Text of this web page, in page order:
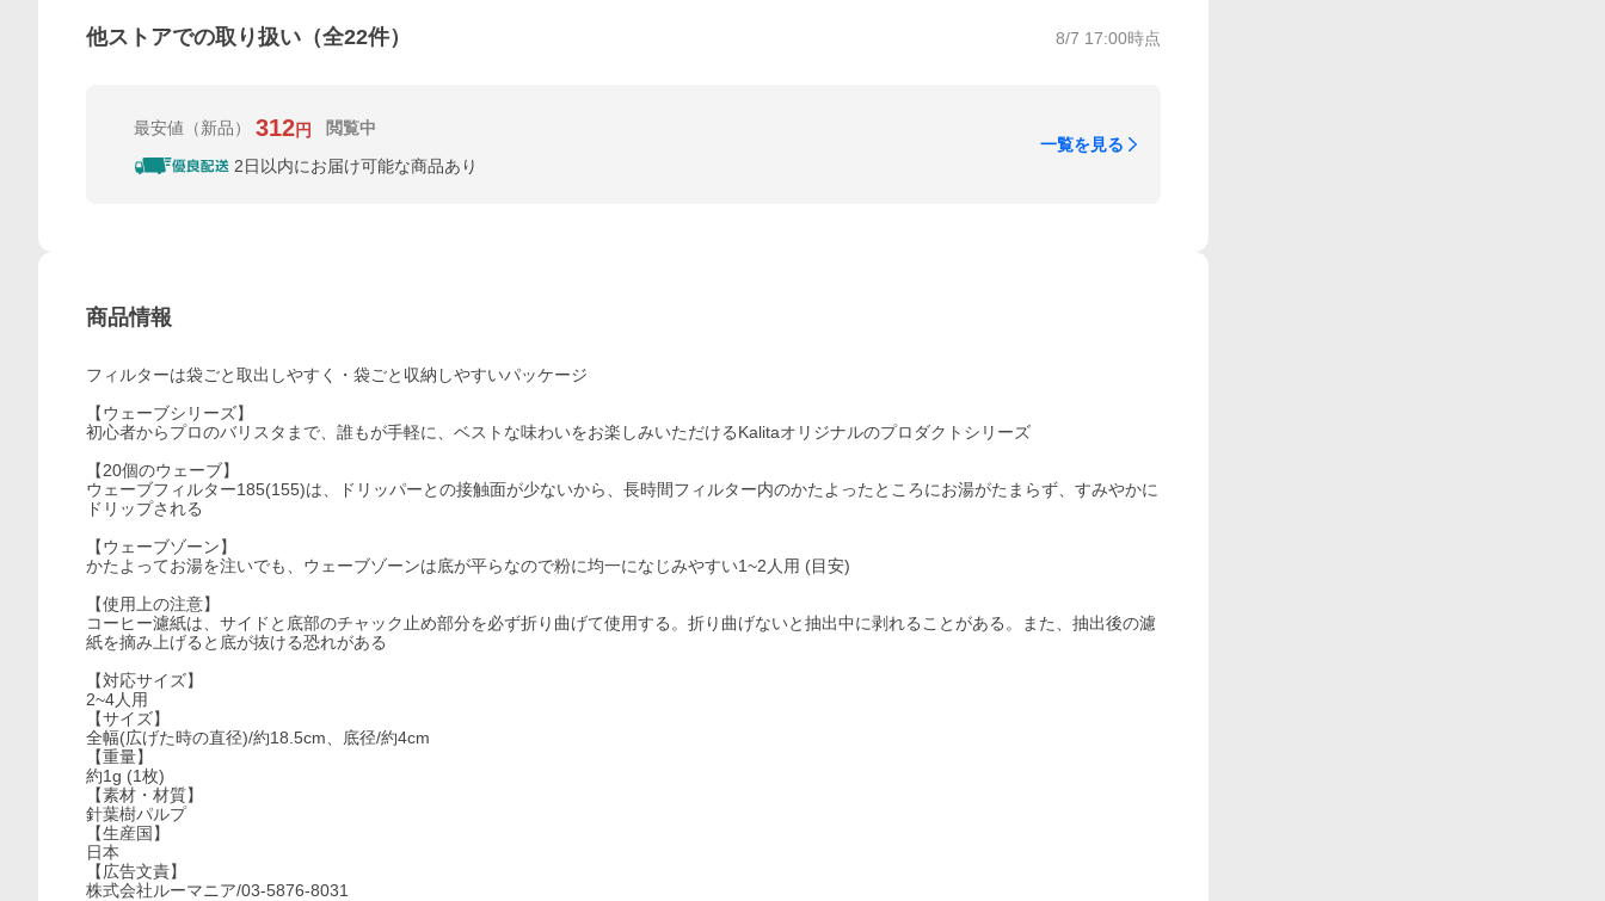
他ストアでの取り扱い（全22件） 8/7 17:00時点
最安値 （新品） 312円
閲覧中
2日以内にお届け可能な商品あり
一覧を見る
商品情報
フィルターは袋ごと取出しやすく・袋ごと収納しやすいパッケージ
【ウェーブシリーズ】
初心者からプロのバリスタまで、誰もが手軽に、ベストな味わいをお楽しみいただけるKalitaオリジナルのプロダクトシリーズ
【20個のウェーブ】
ウェーブフィルター185(155)は、ドリッパーとの接触面が少ないから、長時間フィルター内のかたよったところにお湯がたまらず、すみやかに
ドリップされる
【ウェーブゾーン】
かたよってお湯を注いでも、ウェーブゾーンは底が平らなので粉に均一になじみやすい1~2人用 (目安)
【使用上の注意】
コーヒー濾紙は、サイドと底部のチャック止め部分を必ず折り曲げて使用する。折り曲げないと抽出中に剥れることがある。また、抽出後の濾
紙を摘み上げると底が抜ける恐れがある
【対応サイズ】
2~4人用
【サイズ】
全幅(広げた時の直径)/約18.5cm、底径/約4cm
【重量】
約1g (1枚)
【素材・材質】
針葉樹パルプ
【生産国】
日本
【広告文責】
株式会社ルーマニア/03-5876-8031